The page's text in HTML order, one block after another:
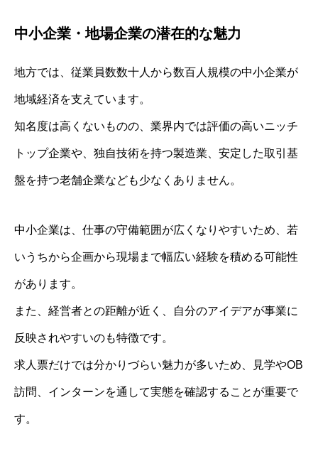
中小企業・地場企業の潜在的な魅力
地方では、従業員数数十人から数百人規模の中小企業が
地域経済を支えています。
知名度は高くないものの、業界内では評価の高いニッチ
トップ企業や、独自技術を持つ製造業、安定した取引基
盤を持つ老舗企業なども少なくありません。
中小企業は、仕事の守備範囲が広くなりやすいため、若
いうちから企画から現場まで幅広い経験を積める可能性
があります。
また、経営者との距離が近く、自分のアイデアが事業に
反映されやすいのも特徴です。
求人票だけでは分かりづらい魅力が多いため、見学やOB
訪問、インターンを通して実態を確認することが重要で
す。